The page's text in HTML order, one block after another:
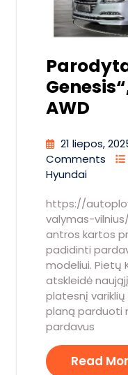
AWD
21 liepos,
Comments
Hyundai
https://
valymas-
antros kartos
padidinti
modeliui. Pietų
atskleidė
platesnį
planą parduoti
pardavus
Read